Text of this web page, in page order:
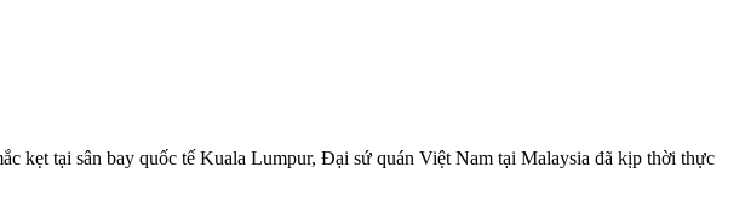
kẹt tại sân bay quốc tế Kuala Lumpur, Đại sứ quán Việt Nam tại Malaysia đã kịp thời thực